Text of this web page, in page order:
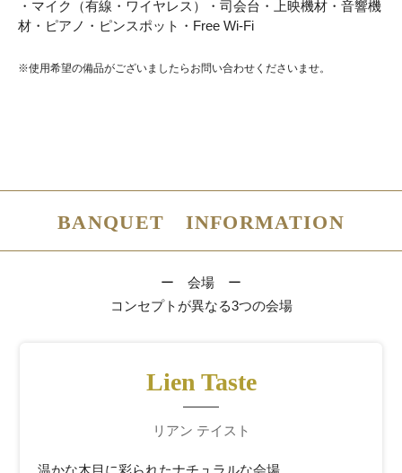
・マイク（有線・ワイヤレス）・司会台・上映機材 ・音響機
材・ピアノ・ピンスポット・Free Wi-Fi
※使用希望の備品がございましたらお問い合わせくださいませ。
BANQUET INFORMATION
ー 会場 ー
コンセプトが異なる3つの会場
Lien Taste
リアン テイスト